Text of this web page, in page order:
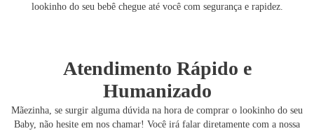
lookinho do seu bebê chegue até você com segurança e rapidez.
Atendimento Rápido e
Humanizado
Mãezinha, se surgir alguma dúvida na hora de comprar o lookinho do seu
Baby, não hesite em nos chamar! Você irá falar diretamente com a nossa